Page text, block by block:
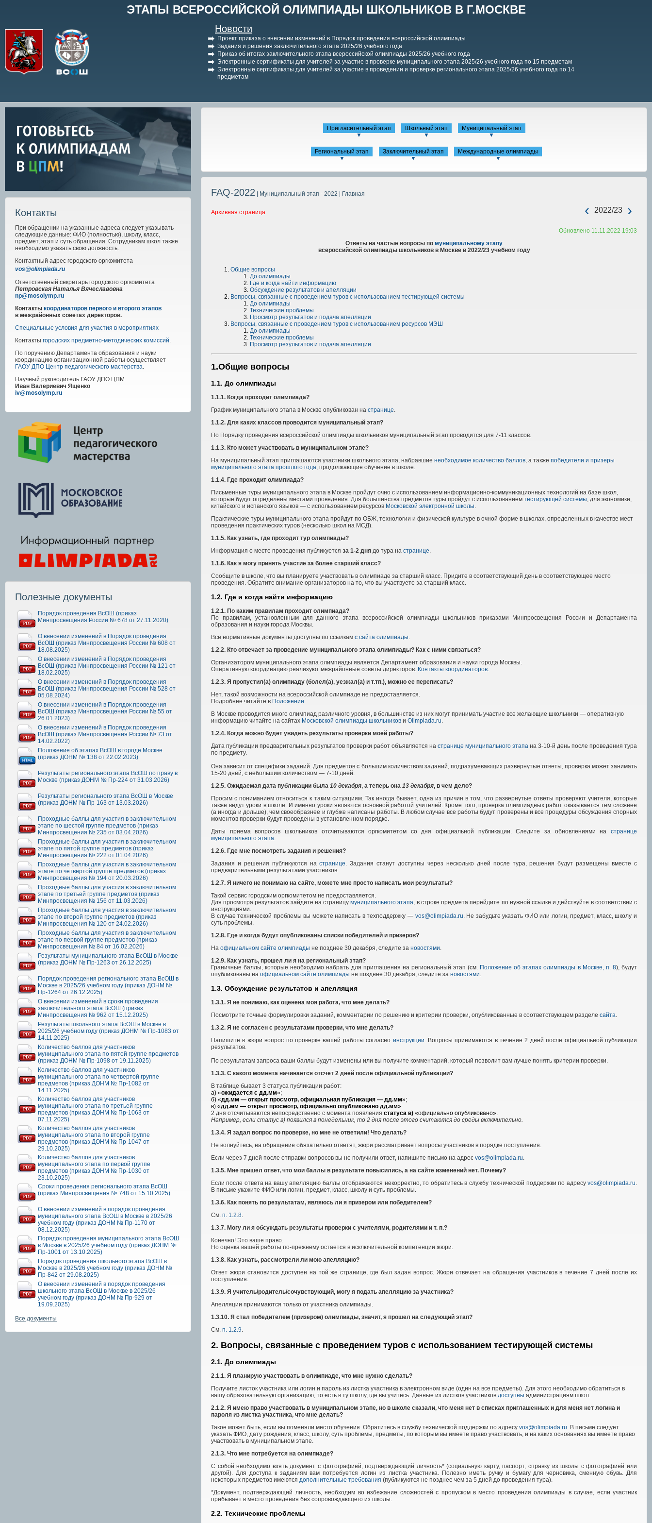
ЭТАПЫ ВСЕРОССИЙСКОЙ ОЛИМПИАДЫ ШКОЛЬНИКОВ В Г.МОСКВЕ
Новости
Проект приказа о внесении изменений в Порядок проведения всероссийской олимпиады
Задания и решения заключительного этапа 2025/26 учебного года
Приказ об итогах заключительного этапа всероссийской олимпиады 2025/26 учебного года
Электронные сертификаты для учителей за участие в проверке муниципального этапа 2025/26 учебного года по 15 предметам
Электронные сертификаты для учителей за участие в проведении и проверке регионального этапа 2025/26 учебного года по 14
предметам
Контакты
При обращении на указанные адреса следует указывать
следующие данные: ФИО (полностью), школу, класс,
предмет, этап и суть обращения. Сотрудникам школ также
необходимо указать свою должность.
Контактный адрес городского оргкомитета
vos@olimpiada.ru
Ответственный секретарь городского оргкомитета
Петровская Наталья Вячеславовна
np@mosolymp.ru
Контакты координаторов первого и второго этапов
в межрайонных советах директоров.
Специальные условия для участия в мероприятиях
Контакты городских предметно-методических комиссий.
По поручению Департамента образования и науки
координацию организационной работы осуществляет
ГАОУ ДПО Центр педагогического мастерства.
Научный руководитель ГАОУ ДПО ЦПМ
Иван Валериевич Ященко
iv@mosolymp.ru
Полезные документы
Порядок проведения ВсОШ (приказ
Минпросвещения России № 678 от 27.11.2020)
О внесении изменений в Порядок проведения
ВсОШ (приказ Минпросвещения России № 608 от
18.08.2025)
О внесении изменений в Порядок проведения
ВсОШ (приказ Минпросвещения России № 121 от
18.02.2025)
О внесении изменений в Порядок проведения
ВсОШ (приказ Минпросвещения России № 528 от
05.08.2024)
О внесении изменений в Порядок проведения
ВсОШ (приказ Минпросвещения России № 55 от
26.01.2023)
О внесении изменений в Порядок проведения
ВсОШ (приказ Минпросвещения России № 73 от
14.02.2022)
Положение об этапах ВсОШ в городе Москве
(приказ ДОНМ № 138 от 22.02.2023)
Результаты регионального этапа ВсОШ по праву в
Москве (приказ ДОНМ № Пр-224 от 31.03.2026)
Результаты регионального этапа ВсОШ в Москве
(приказ ДОНМ № Пр-163 от 13.03.2026)
Проходные баллы для участия в заключительном
этапе по шестой группе предметов (приказ
Минпросвещения № 235 от 03.04.2026)
Проходные баллы для участия в заключительном
этапе по пятой группе предметов (приказ
Минпросвещения № 222 от 01.04.2026)
Проходные баллы для участия в заключительном
этапе по четвертой группе предметов (приказ
Минпросвещения № 194 от 20.03.2026)
Проходные баллы для участия в заключительном
этапе по третьей группе предметов (приказ
Минпросвещения № 156 от 11.03.2026)
Проходные баллы для участия в заключительном
этапе по второй группе предметов (приказ
Минпросвещения № 120 от 24.02.2026)
Проходные баллы для участия в заключительном
этапе по первой группе предметов (приказ
Минпросвещения № 84 от 16.02.2026)
Результаты муниципального этапа ВсОШ в Москве
(приказ ДОНМ № Пр-1263 от 26.12.2025)
Порядок проведения регионального этапа ВсОШ в
Москве в 2025/26 учебном году (приказ ДОНМ №
Пр-1264 от 26.12.2025)
О внесении изменений в сроки проведения
заключительного этапа ВсОШ (приказ
Минпросвещения № 962 от 15.12.2025)
Результаты школьного этапа ВсОШ в Москве в
2025/26 учебном году (приказ ДОНМ № Пр-1083 от
14.11.2025)
Количество баллов для участников
муниципального этапа по пятой группе предметов
(приказ ДОНМ № Пр-1098 от 19.11.2025)
Количество баллов для участников
муниципального этапа по четвертой группе
предметов (приказ ДОНМ № Пр-1082 от
14.11.2025)
Количество баллов для участников
муниципального этапа по третьей группе
предметов (приказ ДОНМ № Пр-1063 от
07.11.2025)
Количество баллов для участников
муниципального этапа по второй группе
предметов (приказ ДОНМ № Пр-1047 от
29.10.2025)
Количество баллов для участников
муниципального этапа по первой группе
предметов (приказ ДОНМ № Пр-1030 от
23.10.2025)
Сроки проведения регионального этапа ВсОШ
(приказ Минпросвещения № 748 от 15.10.2025)
О внесении изменений в порядок проведения
муниципального этапа ВсОШ в Москве в 2025/26
учебном году (приказ ДОНМ № Пр-1170 от
08.12.2025)
Порядок проведения муниципального этапа ВсОШ
в Москве в 2025/26 учебном году (приказ ДОНМ №
Пр-1001 от 13.10.2025)
Порядок проведения школьного этапа ВсОШ в
Москве в 2025/26 учебном году (приказ ДОНМ №
Пр-842 от 29.08.2025)
О внесении изменений в порядок проведения
школьного этапа ВсОШ в Москве в 2025/26
учебном году (приказ ДОНМ № Пр-929 от
19.09.2025)
Все документы
Пригласительный этап
▼
Школьный этап
▼
Муниципальный этап
▼
Региональный этап
▼
Заключительный этап
▼
Международные олимпиады
▼
FAQ-2022 | Муниципальный этап - 2022 | Главная
Архивная страница ‹ 2022/23 ›
Обновлено 11.11.2022 19:03
Ответы на частые вопросы по муниципальному этапу
всероссийской олимпиады школьников в Москве в 2022/23 учебном году
Общие вопросы
До олимпиады
Где и когда найти информацию
Обсуждение результатов и апелляции
Вопросы, связанные с проведением туров с использованием тестирующей системы
До олимпиады
Технические проблемы
Просмотр результатов и подача апелляции
Вопросы, связанные с проведением туров с использованием ресурсов МЭШ
До олимпиады
Технические проблемы
Просмотр результатов и подача апелляции
1.Общие вопросы
1.1. До олимпиады
1.1.1. Когда проходит олимпиада?
График муниципального этапа в Москве опубликован на странице.
1.1.2. Для каких классов проводится муниципальный этап?
По Порядку проведения всероссийской олимпиады школьников муниципальный этап проводится для 7-11 классов.
1.1.3. Кто может участвовать в муниципальном этапе?
На муниципальный этап приглашаются участники школьного этапа, набравшие необходимое количество баллов, а также победители и призеры
муниципального этапа прошлого года, продолжающие обучение в школе.
1.1.4. Где проходит олимпиада?
Письменные туры муниципального этапа в Москве пройдут очно с использованием информационно-коммуникационных технологий на базе школ,
которые будут определены местами проведения. Для большинства предметов туры пройдут с использованием тестирующей системы, для экономики,
китайского и испанского языков — с использованием ресурсов Московской электронной школы.
Практические туры муниципального этапа пройдут по ОБЖ, технологии и физической культуре в очной форме в школах, определенных в качестве мест
проведения практических туров (несколько школ на МСД).
1.1.5. Как узнать, где проходит тур олимпиады?
Информация о месте проведения публикуется за 1-2 дня до тура на странице.
1.1.6. Как я могу принять участие за более старший класс?
Сообщите в школе, что вы планируете участвовать в олимпиаде за старший класс. Придите в соответствующий день в соответствующее место
проведения. Обратите внимание организаторов на то, что вы участвуете за старший класс.
1.2. Где и когда найти информацию
1.2.1. По каким правилам проходит олимпиада?
По правилам, установленным для данного этапа всероссийской олимпиады школьников приказами Минпросвещения России и Департамента
образования и науки города Москвы.
Все нормативные документы доступны по ссылкам с сайта олимпиады.
1.2.2. Кто отвечает за проведение муниципального этапа олимпиады? Как с ними связаться?
Организатором муниципального этапа олимпиады является Департамент образования и науки города Москвы.
Оперативную координацию реализуют межрайонные советы директоров. Контакты координаторов.
1.2.3. Я пропустил(а) олимпиаду (болел(а), уезжал(а) и т.тп.), можно ее переписать?
Нет, такой возможности на всероссийской олимпиаде не предоставляется.
Подробнее читайте в Положении.
В Москве проводится много олимпиад различного уровня, в большинстве из них могут принимать участие все желающие школьники — оперативную
информацию читайте на сайтах Московской олимпиады школьников и Оlimpiada.ru.
1.2.4. Когда можно будет увидеть результаты проверки моей работы?
Дата публикации предварительных результатов проверки работ объявляется на странице муниципального этапа на 3-10-й день после проведения тура
по предмету.
Она зависит от специфики заданий. Для предметов с большим количеством заданий, подразумевающих развернутые ответы, проверка может занимать
15-20 дней, с небольшим количеством — 7-10 дней.
1.2.5. Ожидаемая дата публикации была 10 декабря, а теперь она 13 декабря, в чем дело?
Просим с пониманием относиться к таким ситуациям. Так иногда бывает, одна из причин в том, что развернутые ответы проверяют учителя, которые
также ведут уроки в школе. И именно уроки являются основной работой учителей. Кроме того, проверка олимпиадных работ оказывается тем сложнее
(а иногда и дольше), чем своеобразнее и глубже написаны работы. В любом случае все работы будут проверены и все процедуры обсуждения спорных
моментов проверки будут проведены в установленном порядке.
Даты приема вопросов школьников отсчитываются оргкомитетом со дня официальной публикации. Следите за обновлениями на странице
муниципального этапа.
1.2.6. Где мне посмотреть задания и решения?
Задания и решения публикуются настранице. Задания станут доступны через несколько дней после тура, решения будут размещены вместе с
предварительными результатами участников.
1.2.7. Я ничего не понимаю на сайте, можете мне просто написать мои результаты?
Такой сервис городским оргкомитетом не предоставляется.
Для просмотра результатов зайдите на страницумуниципального этапа, в строке предмета перейдите по нужной ссылке и действуйте в соответствии с
инструкциями.
В случае технической проблемы вы можете написать в техподдержку — vos@olimpiada.ru. Не забудьте указать ФИО или логин, предмет, класс, школу и
суть проблемы.
1.2.8. Где и когда будут опубликованы списки победителей и призеров?
На официальном сайте олимпиады не позднее 30 декабря, следите за новостями.
1.2.9. Как узнать, прошел ли я на региональный этап?
Граничные баллы, которые необходимо набрать для приглашения на региональный этап (см. Положение об этапах олимпиады в Москве, п. 8), будут
опубликованы на официальном сайте олимпиады не позднее 30 декабря, следите за новостями.
1.3. Обсуждение результатов и апелляция
1.3.1. Я не понимаю, как оценена моя работа, что мне делать?
Посмотрите точные формулировки заданий, комментарии по решению и критерии проверки, опубликованные в соответствующем разделе сайта.
1.3.2. Я не согласен с результатами проверки, что мне делать?
Напишите в жюри вопрос по проверке вашей работы согласно инструкции. Вопросы принимаются в течение 2 дней после официальной публикации
результатов.
По результатам запроса ваши баллы будут изменены или вы получите комментарий, который позволит вам лучше понять критерии проверки.
1.3.3. С какого момента начинается отсчет 2 дней после официальной публикации?
В таблице бывает 3 статуса публикации работ:
а) «ожидается с дд.мм»;
б) «дд.мм — открыт просмотр, официальная публикация — дд.мм»;
в) «дд.мм — открыт просмотр, официально опубликовано дд.мм».
2 дня отсчитываются непосредственно с момента появления статуса в) «официально опубликовано».
Например, если статус в) появился в понедельник, то 2 дня после этого считаются до среды включительно.
1.3.4. Я задал вопрос по проверке, но мне не ответили! Что делать?
Не волнуйтесь, на обращение обязательно ответят, жюри рассматривает вопросы участников в порядке поступления.
Если через 7 дней после отправки вопросов вы не получили ответ, напишите письмо на адрес vos@olimpiada.ru.
1.3.5. Мне пришел ответ, что мои баллы в результате повысились, а на сайте изменений нет. Почему?
Если после ответа на вашу апелляцию баллы отображаются некорректно, то обратитесь в службу технической поддержки по адресу vos@olimpiada.ru.
В письме укажите ФИО или логин, предмет, класс, школу и суть проблемы.
1.3.6. Как понять по результатам, являюсь ли я призером или победителем?
См. п. 1.2.8.
1.3.7. Могу ли я обсуждать результаты проверки с учителями, родителями и т. п.?
Конечно! Это ваше право.
Но оценка вашей работы по-прежнему остается в исключительной компетенции жюри.
1.3.8. Как узнать, рассмотрели ли мою апелляцию?
Ответ жюри становится доступен на той же странице, где был задан вопрос. Жюри отвечает на обращения участников в течение 7 дней после их
поступления.
1.3.9. Я учитель/родитель/сочувствующий, могу я подать апелляцию за участника?
Апелляции принимаются только от участника олимпиады.
1.3.10. Я стал победителем (призером) олимпиады, значит, я прошел на следующий этап?
См. п. 1.2.9.
2. Вопросы, связанные с проведением туров с использованием тестирующей системы
2.1. До олимпиады
2.1.1. Я планирую участвовать в олимпиаде, что мне нужно сделать?
Получите листок участника или логин и пароль из листка участника в электронном виде (один на все предметы). Для этого необходимо обратиться в
вашу образовательную организацию, то есть в ту школу, где вы учитесь. Данные из листков участников доступны администрациям школ.
2.1.2. Я имею право участвовать в муниципальном этапе, но в школе сказали, что меня нет в списках приглашенных и для меня нет логина и
пароля из листка участника, что мне делать?
Такое может быть, если вы поменяли место обучения. Обратитесь в службу технической поддержки по адресу vos@olimpiada.ru. В письме следует
указать ФИО, дату рождения, класс, школу, суть проблемы, предметы, по которым вы имеете право участвовать, и на каких основаниях вы имеете право
участвовать в муниципальном этапе.
2.1.3. Что мне потребуется на олимпиаде?
С собой необходимо взять документ с фотографией, подтверждающий личность* (социальную карту, паспорт, справку из школы с фотографией или
другой). Для доступа к заданиям вам потребуется логин из листка участника. Полезно иметь ручку и бумагу для черновика, сменную обувь. Для
некоторых предметов имеются дополнительные требования (публикуются не позднее чем за 5 дней до проведения тура).
*Документ, подтверждающий личность, необходим во избежание сложностей с пропуском в место проведения олимпиады в случае, если участник
прибывает в место проведения без сопровождающего из школы.
2.2. Технические проблемы